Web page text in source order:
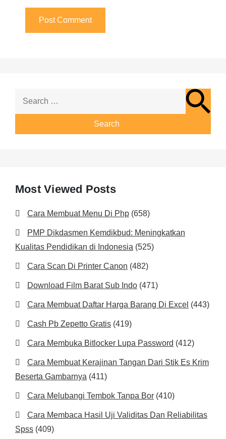
Most Viewed Posts
Cara Membuat Menu Di Php (658)
PMP Dikdasmen Kemdikbud: Meningkatkan
Kualitas Pendidikan di Indonesia (525)
Cara Scan Di Printer Canon (482)
Download Film Barat Sub Indo (471)
Cara Membuat Daftar Harga Barang Di Excel (443)
Cash Pb Zepetto Gratis (419)
Cara Membuka Bitlocker Lupa Password (412)
Cara Membuat Kerajinan Tangan Dari Stik Es Krim
Beserta Gambarnya (411)
Cara Melubangi Tembok Tanpa Bor (410)
Cara Membaca Hasil Uji Validitas Dan Reliabilitas
Spss (409)